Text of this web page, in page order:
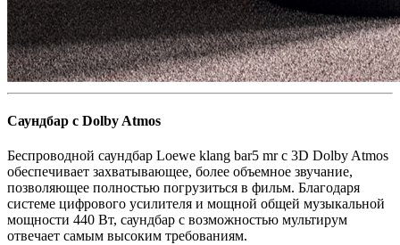
Саундбар с Dolby Atmos
Беспроводной саундбар Loewe klang bar5 mr с 3D Dolby Atmos
обеспечивает захватывающее, более объемное звучание,
позволяющее полностью погрузиться в фильм. Благодаря
системе цифрового усилителя и мощной общей музыкальной
мощности 440 Вт, саундбар с возможностью мультирум
отвечает самым высоким требованиям.